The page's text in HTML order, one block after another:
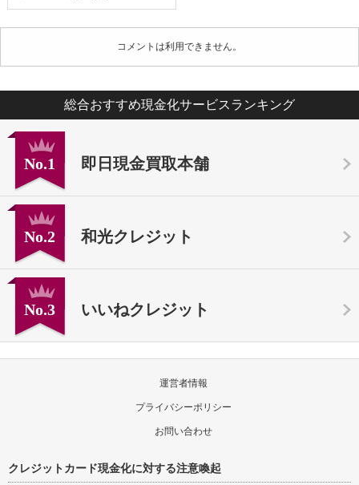
コメントは利用できません。
総合おすすめ現金化サービスランキング
No.1 即日現金買取本舗
No.2 和光クレジット
No.3 いいねクレジット
運営者情報
プライバシーポリシー
お問い合わせ
クレジットカード現金化に対する注意喚起